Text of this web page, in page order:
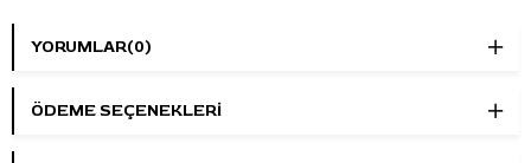
YORUMLAR(0)
ÖDEME SEÇENEKLERI